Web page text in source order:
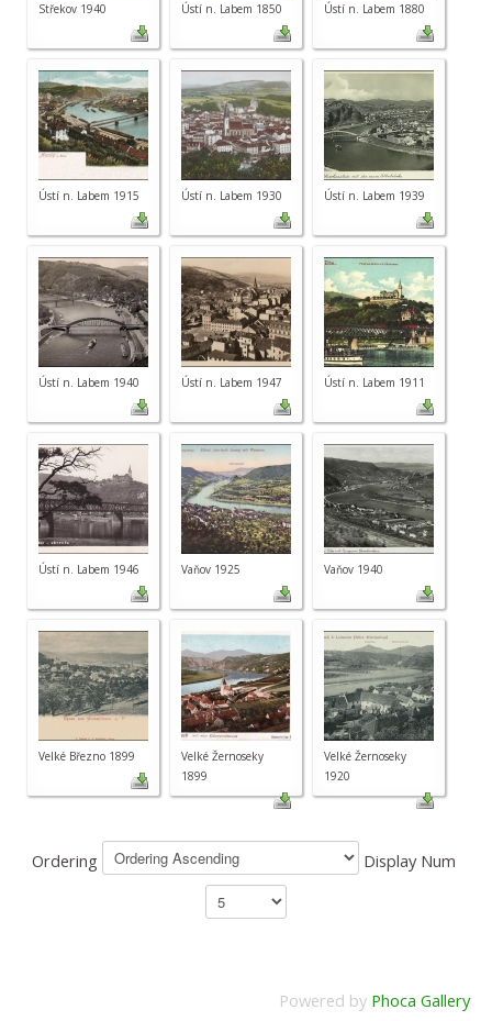
Střekov 1940 Ústí n. Labem 1850 Ústí n. Labem 1880
Ústí n. Labem 1915 Ústí n. Labem 1930 Ústí n. Labem 1939
Ústí n. Labem 1940 Ústí n. Labem 1947 Ústí n. Labem 1911
Ústí n. Labem 1946 Vaňov 1925 Vaňov 1940
Velké Březno 1899
Velké Žernoseky
1899
Velké Žernoseky
1920
Ordering Display Num
Powered by Phoca Gallery